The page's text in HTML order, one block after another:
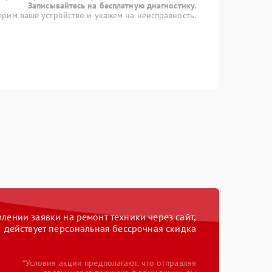
Записывайтесь на бесплатную диагностику.
ваше устройство и укажем на неисправность.
заявки на ремонт техники через сайт,
действует персональная бессрочная скидка
*Условия акции предполагают, что отправляя